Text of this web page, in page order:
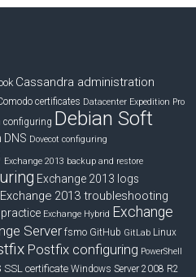
Cassandra administration
certificates Datacenter Expedition Pro
configuring Debian Soft
DNS Dovecot configuring
Exchange 2013 backup and restore
Exchange 2013 logs
Exchange 2013 troubleshooting
Exchange Hybrid Exchange
Server fsmo GitHub GitLab Linux
Postfix configuring PowerShell
SSL certificate Windows Server 2008 R2